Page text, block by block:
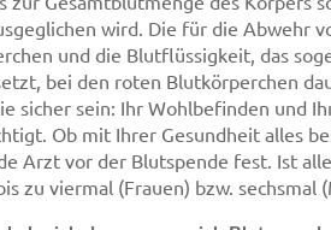
wird. Die für die Abwehr
und die Blutflüssigkeit, das
bei den roten Blutkörperchen
sicher sein: Ihr Wohlbefinden und
Ob mit Ihrer Gesundheit alles
Arzt vor der Blutspende fest. Ist
zu viermal (Frauen) bzw.